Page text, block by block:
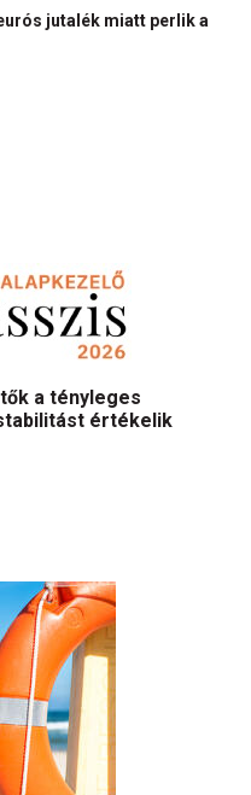
jutalék miatt perlik a
a tényleges
értékelik